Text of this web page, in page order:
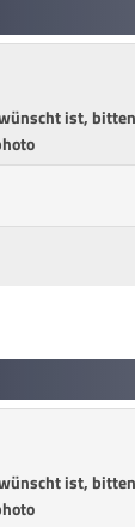
ist, bitten
ist, bitten